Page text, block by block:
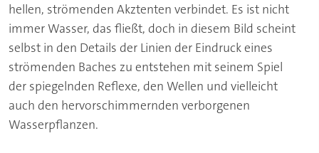
hellen, strömenden Akztenten verbindet. Es ist nicht
immer Wasser, das fließt, doch in diesem Bild scheint
selbst in den Details der Linien der Eindruck eines
strömenden Baches zu entstehen mit seinem Spiel
der spiegelnden Reflexe, den Wellen und vielleicht
auch den hervorschimmernden verborgenen
Wasserpflanzen.